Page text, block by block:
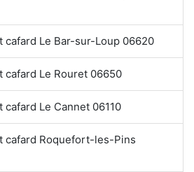
cafard Le Bar-sur-Loup 06620
cafard Le Rouret 06650
Le Cannet 06110
cafard Roquefort-les-Pins